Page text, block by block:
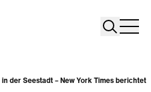
Search
in der Seestadt – New York Times berichtet